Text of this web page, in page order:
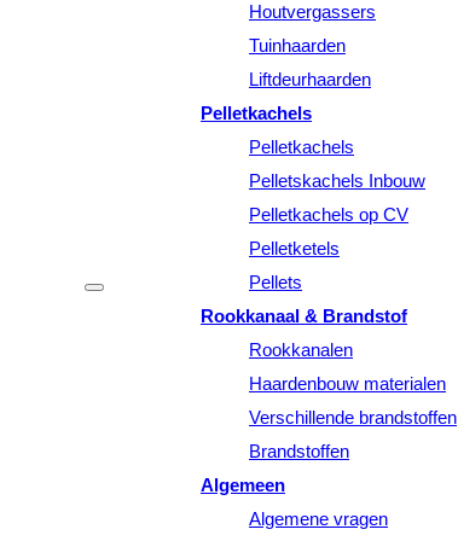
Houtvergassers
Tuinhaarden
Liftdeurhaarden
Pelletkachels
Pelletkachels
Pelletskachels Inbouw
Pelletkachels op CV
Pelletketels
Pellets
Rookkanaal & Brandstof
Rookkanalen
Haardenbouw materialen
Verschillende brandstoffen
Brandstoffen
Algemeen
Algemene vragen